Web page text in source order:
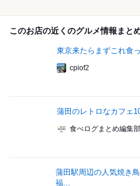
このお店の近くのグルメ情報まと
東京来たらまずこれ食
cpiof2
蒲田のレトロなカフェ
食べログまとめ編集部
蒲田駅周辺の人気焼き
福...